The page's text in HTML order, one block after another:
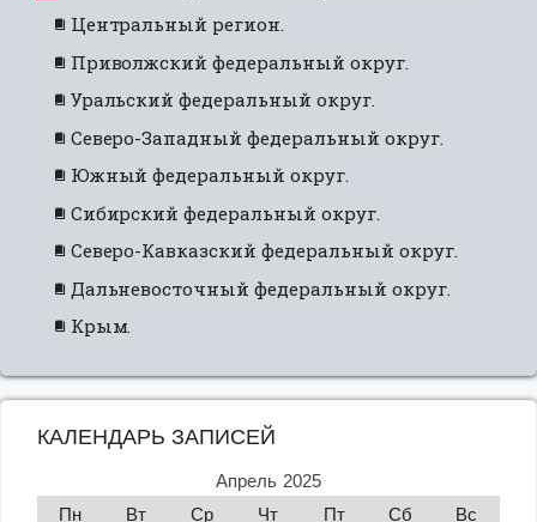
Центральный регион.
Приволжский федеральный округ.
Уральский федеральный округ.
Северо-Западный федеральный округ.
Южный федеральный округ.
Сибирский федеральный округ.
Северо-Кавказский федеральный округ.
Дальневосточный федеральный округ.
Крым.
КАЛЕНДАРЬ ЗАПИСЕЙ
Апрель 2025
Пн
Вт Ср Чт Пт Сб Вс